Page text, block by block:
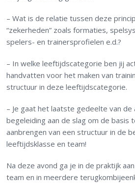
– Wat is de relatie tussen deze
“zekerheden” zoals formaties,
spelers- en trainersprofielen e.d.?
– In welke leeftijdscategorie ben jij
handvatten voor het maken van
structuur in deze leeftijdscategorie.
– Je gaat het laatste gedeelte van de
begeleiding aan de slag om de basis
aanbrengen van een structuur in de
leeftijdsklasse en team!
Na deze avond ga je in de praktijk
team en in meerdere